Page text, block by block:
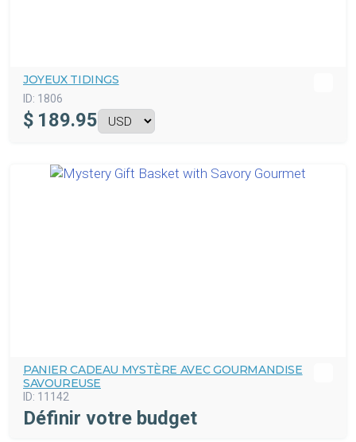
JOYEUX TIDINGS
ID: 1806
$ 189.95
PANIER CADEAU MYSTÈRE AVEC GOURMANDISE
SAVOUREUSE
ID: 11142
Définir votre budget